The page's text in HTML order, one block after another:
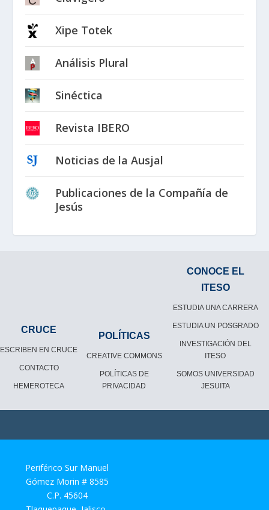
Xipe Totek
Análisis Plural
Sinéctica
Revista IBERO
Noticias de la Ausjal
Publicaciones de la Compañía de
Jesús
CRUCE
ESCRIBEN EN CRUCE
CONTACTO
HEMEROTECA
POLÍTICAS
CREATIVE COMMONS
POLÍTICAS DE
PRIVACIDAD
CONOCE EL
ITESO
ESTUDIA UNA CARRERA
ESTUDIA UN POSGRADO
INVESTIGACIÓN DEL
ITESO
SOMOS UNIVERSIDAD
JESUITA
Periférico Sur Manuel
Gómez Morin # 8585
C.P. 45604